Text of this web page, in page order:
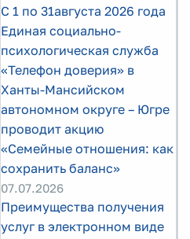
С 1 по 31августа 2026 года
Единая социально-
психологическая служба
«Телефон доверия» в
Ханты-Мансийском
автономном округе – Югре
проводит акцию
«Семейные отношения: как
сохранить баланс»
07.07.2026
Преимущества получения
услуг в электронном виде